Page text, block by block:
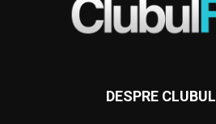
DESPRE